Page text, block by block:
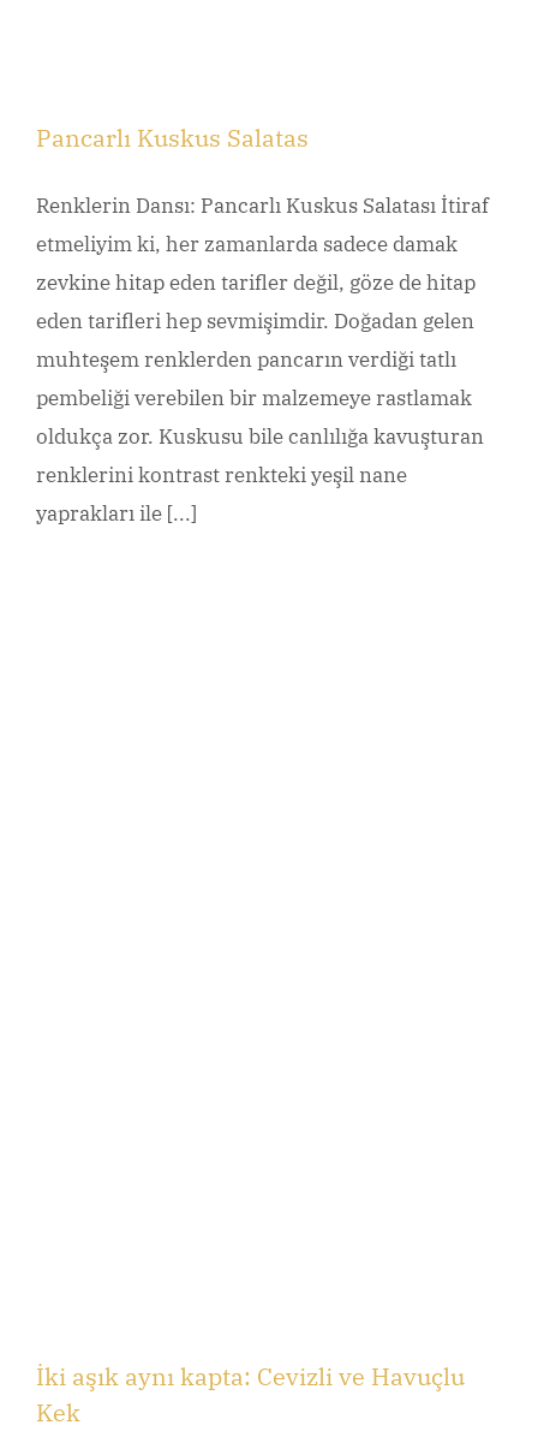
Pancarlı Kuskus Salatas
Renklerin Dansı: Pancarlı Kuskus Salatası İtiraf
etmeliyim ki, her zamanlarda sadece damak
zevkine hitap eden tarifler değil, göze de hitap
eden tarifleri hep sevmişimdir. Doğadan gelen
muhteşem renklerden pancarın verdiği tatlı
pembeliği verebilen bir malzemeye rastlamak
oldukça zor. Kuskusu bile canlılığa kavuşturan
renklerini kontrast renkteki yeşil nane
yaprakları ile [...]
İki aşık aynı kapta: Cevizli ve Havuçlu
Kek